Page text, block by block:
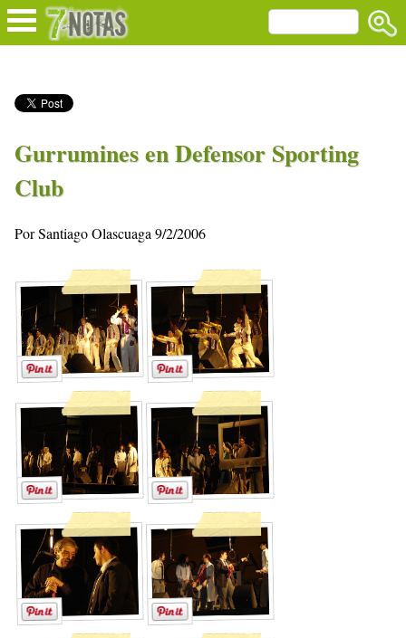
Gurrumines en Defensor Sporting
Club
Por Santiago Olascuaga 9/2/2006